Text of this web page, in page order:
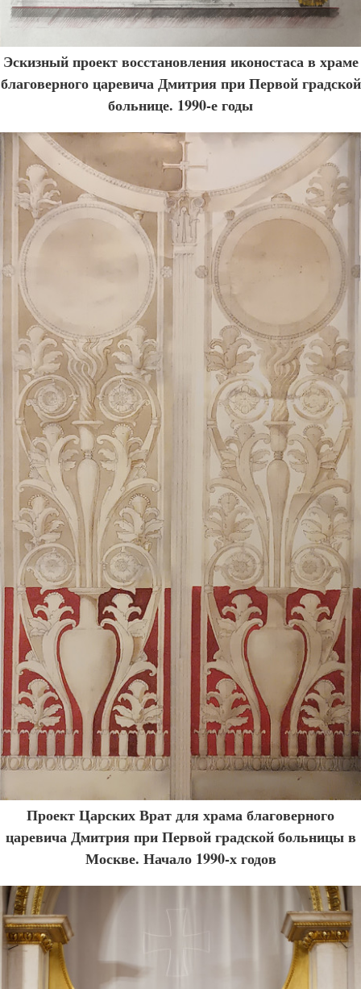
Эскизный проект восстановления иконостаса в храме
благоверного царевича Дмитрия при Первой градской
больнице. 1990-е годы
Проект Царских Врат для храма благоверного
царевича Дмитрия при Первой градской больницы в
Москве. Начало 1990-х годов